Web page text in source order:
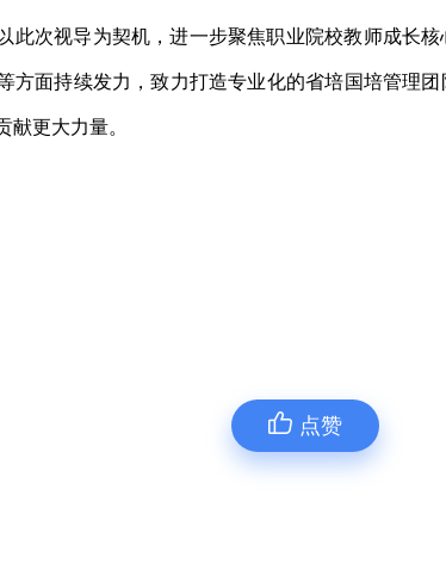
此次视导为契机，进一步聚焦职业院校教师成长
方面持续发力，致力打造专业化的省培国培管理
献更大力量。
点赞